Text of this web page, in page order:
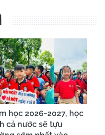
học 2026-2027, học
cả nước sẽ tựu